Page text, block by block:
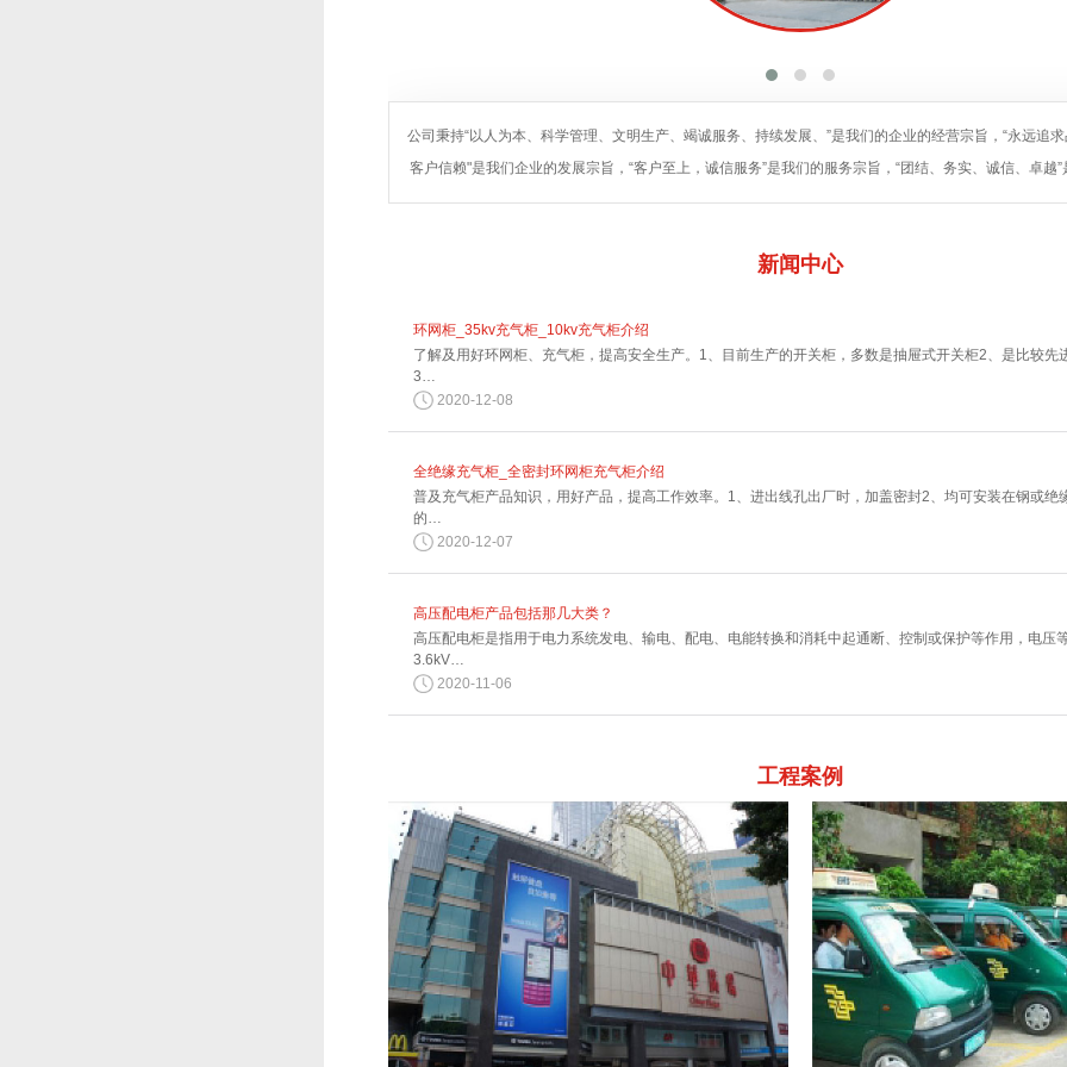
公司秉持“以人为本、科学管理、文明生产、竭诚服务、持续发展、”是我们的企业的经营宗旨，“永远追
客户信赖"是我们企业的发展宗旨，“客户至上，诚信服务”是我们的服务宗旨，“团结、务实、诚信、卓越
新闻 中心
环网柜_35kv充气柜_10kv充气柜介绍
了解及用好环网柜、充气柜，提高安全生产。1、目前生产的开关柜，多数是抽屉式开关柜2、是比较先
3…
2020-12-08
全绝缘充气柜_全密封环网柜充气柜介绍
普及充气柜产品知识，用好产品，提高工作效率。1、进出线孔出厂时，加盖密封2、均可安装在钢或绝
的…
2020-12-07
高压配电柜产品包括那几大类？
高压配电柜是指用于电力系统发电、输电、配电、电能转换和消耗中起通断、控制或保护等作用，电压
3.6kV…
2020-11-06
工程案例